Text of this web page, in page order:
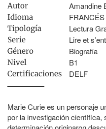
Autor Amandine
Idioma FRANCÉS
Tipología Lectura
Serie Lire et
Género Biografía
Nivel B1
Certificaciones DELF
Marie Curie es un personaje
por la investigación